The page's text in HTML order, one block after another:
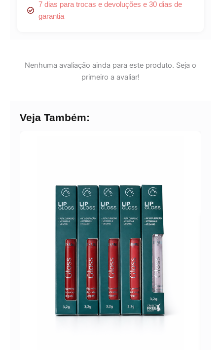
7 dias para trocas e devoluções e 30 dias de
garantia
Nenhuma avaliação ainda para este produto. Seja o
primeiro a avaliar!
Veja Também: